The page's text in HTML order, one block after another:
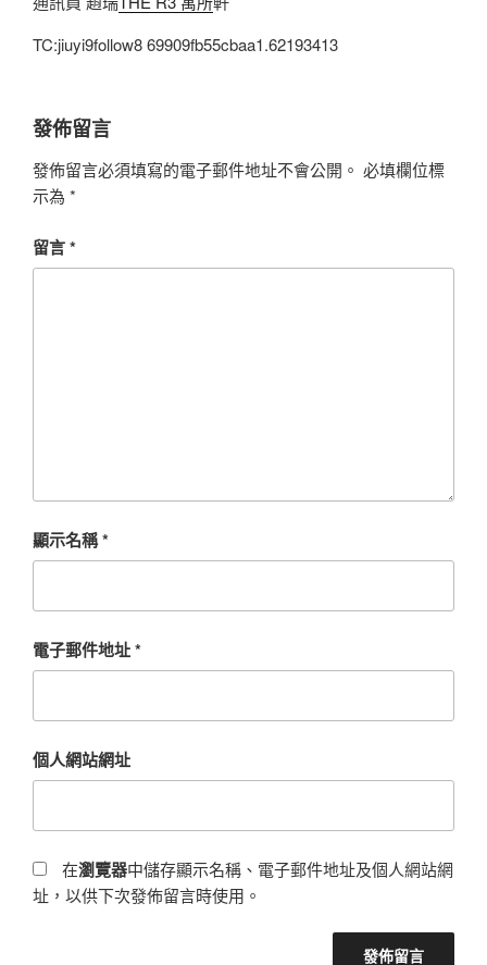
TC:jiuyi9follow8 69909fb55cbaa1.62193413
發佈留言
發佈留言必須填寫的電子郵件地址不會公開。 必填欄位標
示為 *
留言*
顯示名稱*
電子郵件地址*
個人網站網址
在瀏覽器中儲存顯示名稱、電子郵件地址及個人網站網
址，以供下次發佈留言時使用。